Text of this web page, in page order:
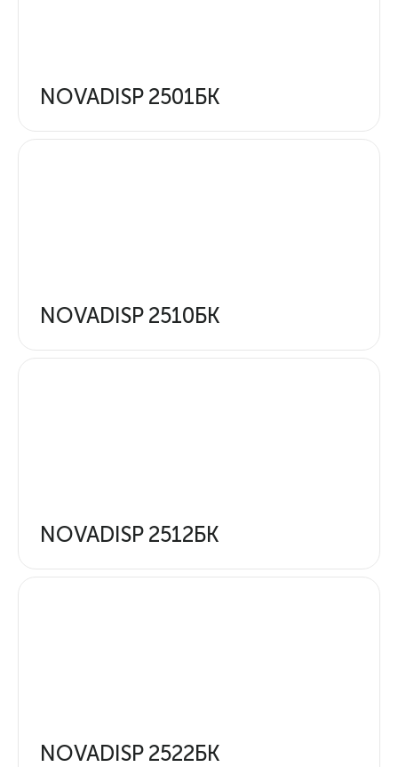
NOVADISP 2501БК
NOVADISP 2510БК
NOVADISP 2512БК
NOVADISP 2522БК